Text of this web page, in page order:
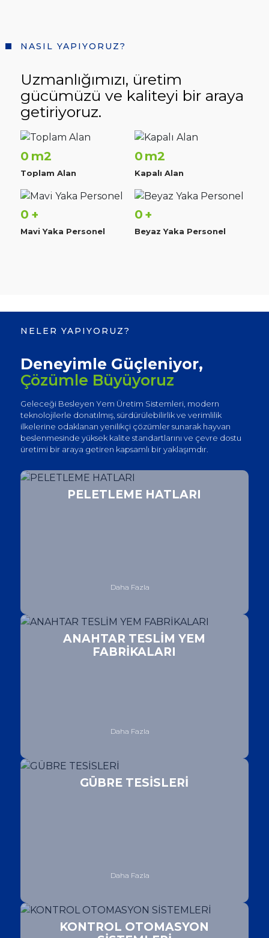
NASIL YAPIYORUZ?
Uzmanlığımızı, üretim
gücümüzü ve kaliteyi bir araya
getiriyoruz.
0 m2
Toplam Alan
0 m2
Kapalı Alan
0 +
Mavi Yaka Personel
0 +
Beyaz Yaka Personel
NELER YAPIYORUZ?
Deneyimle Güçleniyor,
Çözümle Büyüyoruz
Geleceği Besleyen Yem Üretim Sistemleri, modern
teknolojilerle donatılmış, sürdürülebilirlik ve verimlilik
ilkelerine odaklanan yenilikçi çözümler sunarak hayvan
beslenmesinde yüksek kalite standartlarını ve çevre dostu
üretimi bir araya getiren kapsamlı bir yaklaşımdır.
PELETLEME HATLARI
Daha Fazla
ANAHTAR TESLİM YEM
FABRİKALARI
Daha Fazla
GÜBRE TESİSLERİ
Daha Fazla
KONTROL OTOMASYON